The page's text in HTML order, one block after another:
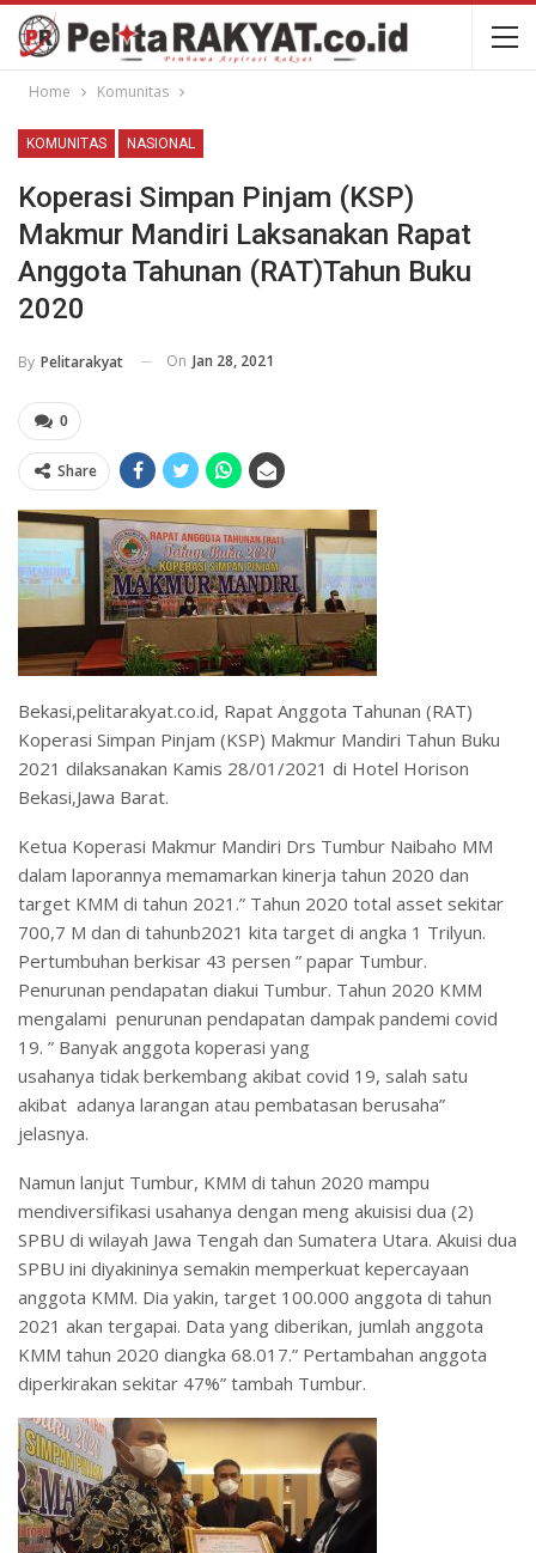
Home Komunitas
KOMUNITAS NASIONAL
Koperasi Simpan Pinjam (KSP)
Makmur Mandiri Laksanakan Rapat
Anggota Tahunan (RAT)Tahun Buku
2020
By Pelitarakyat On Jan 28, 2021
0
Share
Bekasi,pelitarakyat.co.id, Rapat Anggota Tahunan (RAT)
Koperasi Simpan Pinjam (KSP) Makmur Mandiri Tahun Buku
2021 dilaksanakan Kamis 28/01/2021 di Hotel Horison
Bekasi,Jawa Barat.
Ketua Koperasi Makmur Mandiri Drs Tumbur Naibaho MM
dalam laporannya memamarkan kinerja tahun 2020 dan
target KMM di tahun 2021.” Tahun 2020 total asset sekitar
700,7 M dan di tahunb2021 kita target di angka 1 Trilyun.
Pertumbuhan berkisar 43 persen ” papar Tumbur.
Penurunan pendapatan diakui Tumbur. Tahun 2020 KMM
mengalami penurunan pendapatan dampak pandemi covid
19. ” Banyak anggota koperasi yang
usahanya tidak berkembang akibat covid 19, salah satu
akibat adanya larangan atau pembatasan berusaha”
jelasnya.
Namun lanjut Tumbur, KMM di tahun 2020 mampu
mendiversifikasi usahanya dengan meng akuisisi dua (2)
SPBU di wilayah Jawa Tengah dan Sumatera Utara. Akuisi dua
SPBU ini diyakininya semakin memperkuat kepercayaan
anggota KMM. Dia yakin, target 100.000 anggota di tahun
2021 akan tergapai. Data yang diberikan, jumlah anggota
KMM tahun 2020 diangka 68.017.” Pertambahan anggota
diperkirakan sekitar 47%” tambah Tumbur.